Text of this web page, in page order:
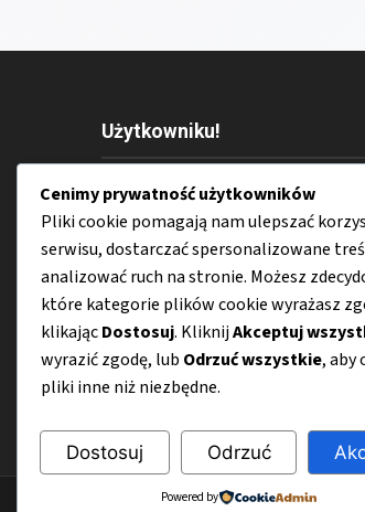
Użytkowniku!
Wszystkie treści dostępne na
CzarPRL.plmają wyłącznie
informacyjny. Zespół redakcyjny
CzarPRL.plnie ponosi
odpowiedzialności za jakiekolwiek
konsekwencje wynikające z
niewłaściwego zrozumienia lub
zastosowania publikowanych
Cenimy prywatność użytkowników
Pliki cookie pomagają nam ulepszać
serwisu, dostarczać spersonalizowane
analizować ruch na stronie. Możesz
które kategorie plików cookie wyrażasz
klikającDostosuj. KliknijAkceptuj
wyrazić zgodę, lub Odrzuć wszystkie, aby
pliki inne niż niezbędne.
Dostosuj Odrzuć
Powered by